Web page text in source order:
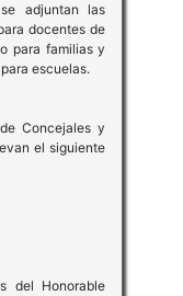
adjuntan las
docentes de
para familias y
escuelas.
Concejales y
el siguiente
del Honorable